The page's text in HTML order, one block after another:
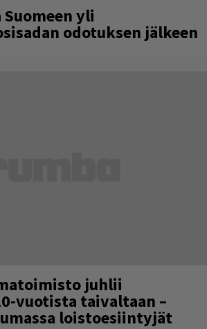
Suomeen yli
odotuksen jälkeen
juhlii
vuotista taivaltaan –
loistoesiintyjät